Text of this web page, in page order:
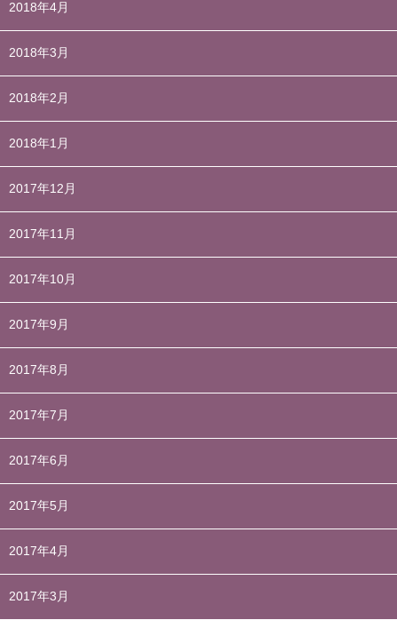
2018年4月
2018年3月
2018年2月
2018年1月
2017年12月
2017年11月
2017年10月
2017年9月
2017年8月
2017年7月
2017年6月
2017年5月
2017年4月
2017年3月